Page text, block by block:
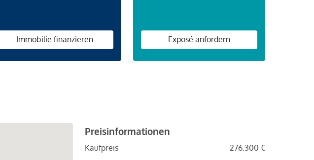
Immobilie finanzieren Exposé anfordern
Preisinformationen
Kaufpreis
276.300 €